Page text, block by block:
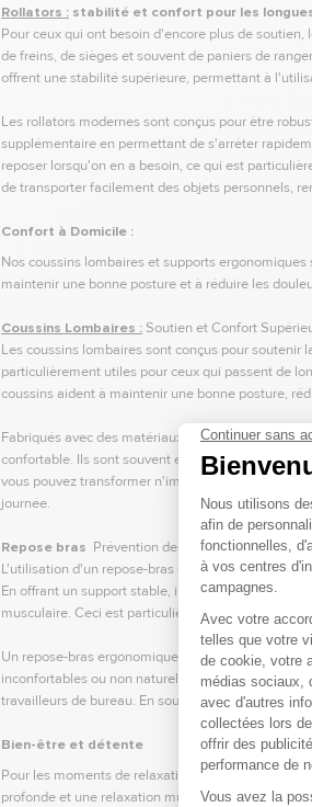
Rollators : stabilité et confort pour les
Pour ceux qui ont besoin d'encore plus de
de freins, de sièges et souvent de paniers de
offrent une stabilité supérieure, permettant à
Les rollators modernes sont conçus pour être
supplémentaire en permettant de s'arrêter
reposer lorsqu'on en a besoin, ce qui est
de transporter facilement des objets personnels,
Confort à Domicile :
Nos coussins lombaires et supports
maintenir une bonne posture et à réduire les
Coussins Lombaires : Soutien et Confort
Les coussins lombaires sont conçus pour soutenir
particulièrement utiles pour ceux qui passent de
coussins aident à maintenir une bonne posture,
Fabriqués avec des matériaux de haute qualité,
confortable. Ils sont souvent équipés de sangles
vous pouvez transformer n'importe quel siège en
journée.
Repose bras Prévention des Douleurs et
L'utilisation d'un repose-bras ergonomique peut
En offrant un support stable, il aide à répartir
musculaire. Ceci est particulièrement bénéfique
Un repose-bras ergonomique encourage une
inconfortables ou non naturelles. Une bonne
travailleurs de bureau. En soutenant les bras, le
Bien-être et détente
Pour les moments de relaxation, découvrez notre
profonde et une relaxation musculaire à domicile.